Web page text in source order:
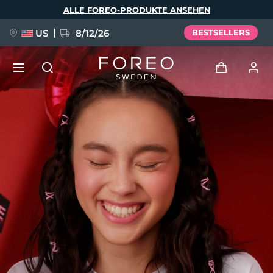
ALLE FOREO-PRODUKTE ANSEHEN
US 8/12/26 BESTSELLERS
Benutzerkonto
Meine Geräte
Meine Bestellungen
Meine Adressen
Meine Abonnements
FAQ™ Pure Beauty-Tech Elixir
BREAKING NEWS
issa™ Teeth Whitening Set
Sprache
English Deutsch
Español
Français
Italiano
Português
Polski
Svenska
Русский
Türkçe
简体中文 繁體中文